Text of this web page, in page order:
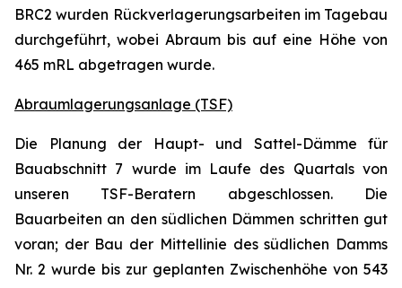
BRC2 wurden Rückverlagerungsarbeiten im Tagebau
durchgeführt, wobei Abraum bis auf eine Höhe von
465 mRL abgetragen wurde.
Abraumlagerungsanlage (TSF)
Die Planung der Haupt- und Sattel-Dämme für
Bauabschnitt 7 wurde im Laufe des Quartals von
unseren TSF-Beratern abgeschlossen. Die
Bauarbeiten an den südlichen Dämmen schritten gut
voran; der Bau der Mittellinie des südlichen Damms
Nr. 2 wurde bis zur geplanten Zwischenhöhe von 543